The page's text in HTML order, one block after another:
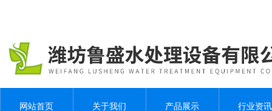
网站首页 关于我们 产品展示 行业资讯